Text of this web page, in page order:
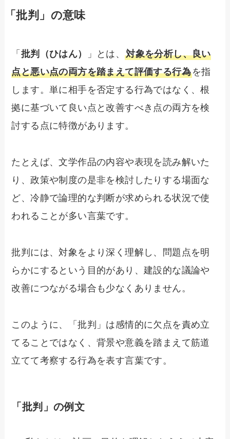
「批判」の意味
「 批判（ひはん） 」とは、対象を分析し、良い
点と悪い点の両方を踏まえて評価する行為を指
します。単に相手を否定する行為ではなく、根
拠に基づいて良い点と改善すべき点の両方を検
討する点に特徴があります。
たとえば、文学作品の内容や表現を読み解いた
り、政策や制度の是非を検討したりする場面な
ど、冷静で論理的な判断が求められる状況で使
われることが多い言葉です。
批判には、対象をより深く理解し、問題点を明
らかにするという目的があり、建設的な議論や
改善につながる場合も少なくありません。
このように、「批判」は感情的に欠点を責め立
てることではなく、背景や意義を踏まえて筋道
立てて考察する行為を表す言葉です。
「批判」の例文